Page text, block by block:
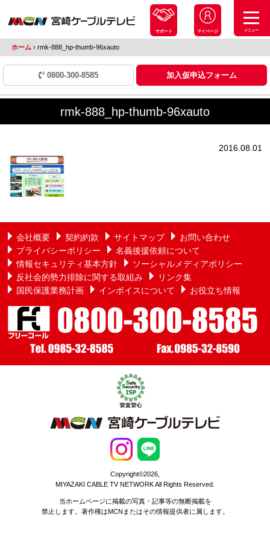
サポート マイページ メニュー
ホーム ›rmk-888_hp-thumb-96xauto
0800-300-8585 加入仮申込フォーム
rmk-888_hp-thumb-96xauto
2016.08.01
会社概要 契約約款 サイトマップ
お問い合わせ
プライバシーポリシー
名義後援依頼について
情報セキュリティ基本方針
ソーシャルメディアポリシー
反社会的勢力排除に関する取組み
リンク集
国民保護業務計画
インボイスについて お役立ち情報
Copyright©2026,
MIYAZAKI CABLE TV NETWORK All Rights Reserved.
当ホームページに掲載の写真・記事等の無断掲載を
禁止します。著作権はMCNまたはその情報提供者に属します。